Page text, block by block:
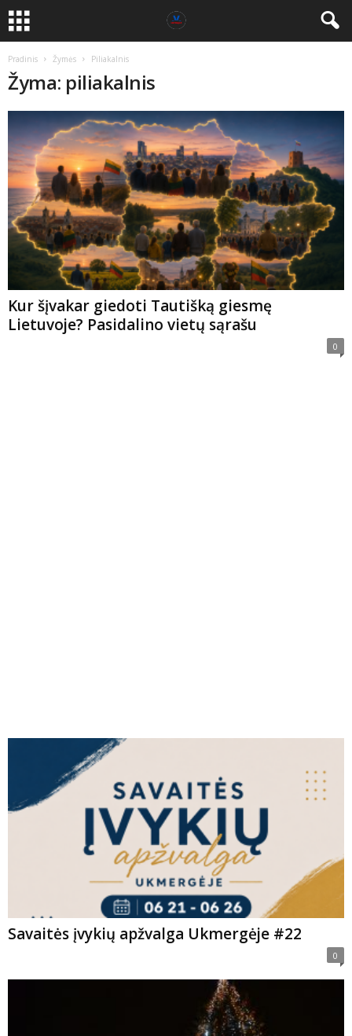
Pradinis Žymės Piliakalnis
Žyma: piliakalnis
Kur šįvakar giedoti Tautišką giesmę
Lietuvoje? Pasidalino vietų sąrašu
0
Savaitės įvykių apžvalga Ukmergėje #22
0